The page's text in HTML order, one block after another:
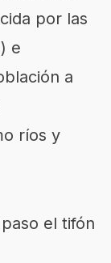
por las
e
a
ríos y
el tifón